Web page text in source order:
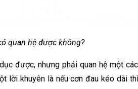
quan hệ được không?
được, nhưng phải quan hệ một
lời khuyên là nếu cơn đau kéo dài